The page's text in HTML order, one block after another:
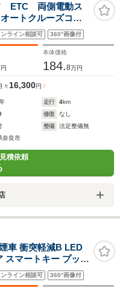
ETC 両側電動ス
ートクルーズコン
ートライト LED
リングストップ
ンライン相談可 360°画像付
本体価格
184.8万円
々 16,300円
走行 4km
修復
なし
整備
法定整備無
奈良市
積依頼
車 衝突軽減B LED
スマートキー プッシ
パーキング ブレー
動格納ミラー
ライン相談可 360°画像付